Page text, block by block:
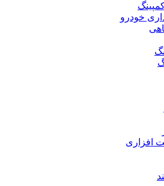
خودرو
افزاری